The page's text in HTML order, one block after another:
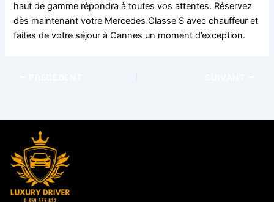
haut de gamme répondra à toutes vos attentes. Réservez
dès maintenant votre Mercedes Classe S avec chauffeur et
faites de votre séjour à Cannes un moment d’exception.